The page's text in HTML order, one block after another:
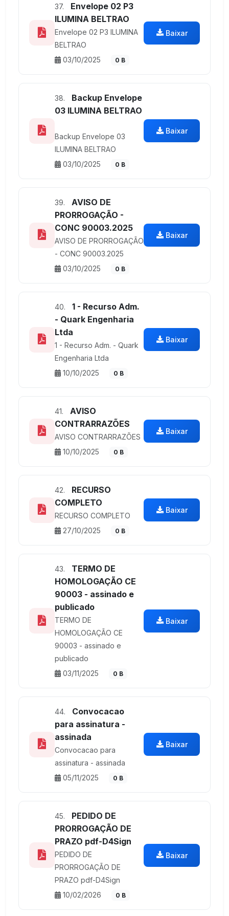
37.
Envelope 02 P3
ILUMINA BELTRAO
Envelope 02 P3 ILUMINA
BELTRAO
03/10/2025
0 B
Baixar
38.
Backup Envelope
03 ILUMINA BELTRAO
Backup Envelope 03
ILUMINA BELTRAO
03/10/2025
0 B
Baixar
39.
AVISO DE
PRORROGAÇÃO -
CONC 90003.2025
AVISO DE PRORROGAÇÃO
- CONC 90003.2025
03/10/2025
0 B
Baixar
40.
1 - Recurso Adm.
- Quark Engenharia
Ltda
1 - Recurso Adm. - Quark
Engenharia Ltda
10/10/2025
0 B
Baixar
41.
AVISO
CONTRARRAZÕES
AVISO CONTRARRAZÕES
10/10/2025
0 B
Baixar
42.
RECURSO
COMPLETO
RECURSO COMPLETO
27/10/2025
0 B
Baixar
43.
TERMO DE
HOMOLOGAÇÃO CE
90003 - assinado e
publicado
TERMO DE
HOMOLOGAÇÃO CE
90003 - assinado e
publicado
03/11/2025
0 B
Baixar
44.
Convocacao
para assinatura -
assinada
Convocacao para
assinatura - assinada
05/11/2025
0 B
Baixar
45.
PEDIDO DE
PRORROGAÇÃO DE
PRAZO pdf-D4Sign
PEDIDO DE
PRORROGAÇÃO DE
PRAZO pdf-D4Sign
10/02/2026
0 B
Baixar